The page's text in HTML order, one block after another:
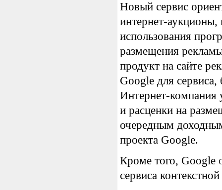
Новый сервис
интернет-
использования
размещения
продукт на сайте
Google для
Интернет-компания
и расценки на
очередным
проекта Google.
Кроме того, Google
сервиса